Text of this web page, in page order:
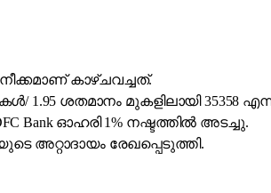
കാഴ്ചവച്ചത്.
1.95 ശതമാനം മുകളിലായി 35358
Bank ഓഹരി 1% നഷ്ടത്തിൽ അടച്ചു.
അറ്റാദായം രേഖപ്പെടുത്തി.